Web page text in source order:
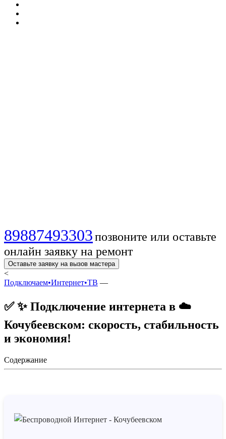
89887493303позвоните или оставьте
онлайн заявку на ремонт
Оставьте заявку на вызов мастера
<
Подключаем•Интернет•ТВ —
✅ ✨ Подключение интернета в ☁️
Кочубеевском: скорость, стабильность
и экономия!
Содержание